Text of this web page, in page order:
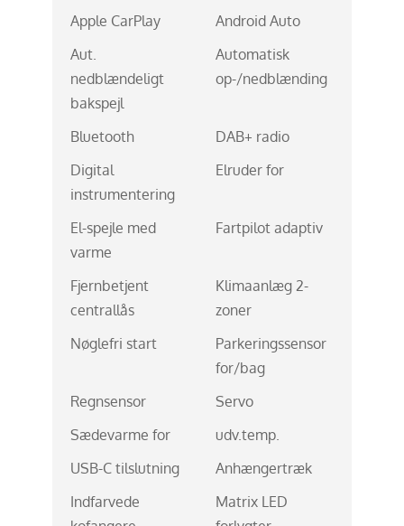
Apple CarPlay
Android Auto
Aut.
nedblændeligt
bakspejl
Automatisk
op-/nedblænding
Bluetooth
DAB+ radio
Digital
instrumentering
Elruder for
El-spejle med
varme
Fartpilot adaptiv
Fjernbetjent
centrallås
Klimaanlæg 2-
zoner
Nøglefri start
Parkeringssensor
for/bag
Regnsensor
Servo
Sædevarme for
udv.temp.
USB-C tilslutning
Anhængertræk
Indfarvede
Matrix LED